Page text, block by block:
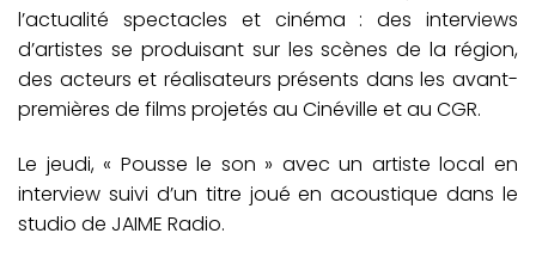
l’actualité spectacles et cinéma : des interviews
d’artistes se produisant sur les scènes de la région,
des acteurs et réalisateurs présents dans les avant-
premières de films projetés au Cinéville et au CGR.
Le jeudi, « Pousse le son » avec un artiste local en
interview suivi d’un titre joué en acoustique dans le
studio de JAIME Radio.